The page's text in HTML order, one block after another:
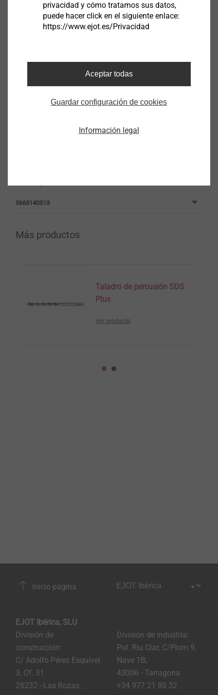
BS - R - 6,3 x 35 V16
BS - R - 6,3 x 45 V16
BS - R - 6,3 x 100 V16
5663140513
Más productos
Taladro de percusión SDS
Plus
Ver producto
Inicio página
EJOT Ibérica, SLU
División de
construcción:
C/ Adolfo Pérez Esquivel
3, Of. 31
28232 - Las Rozas,
División de industria:
Pol. Riu Clar; C/Plom 9,
Nave 1B;
43006 - Tarragona
+34 977 21 80 32
privacidad y cómo tratamos sus datos,
puede hacer click en el siguiente enlace:
https://www.ejot.es/Privacidad
Aceptar todas
Guardar configuración de cookies
Información legal